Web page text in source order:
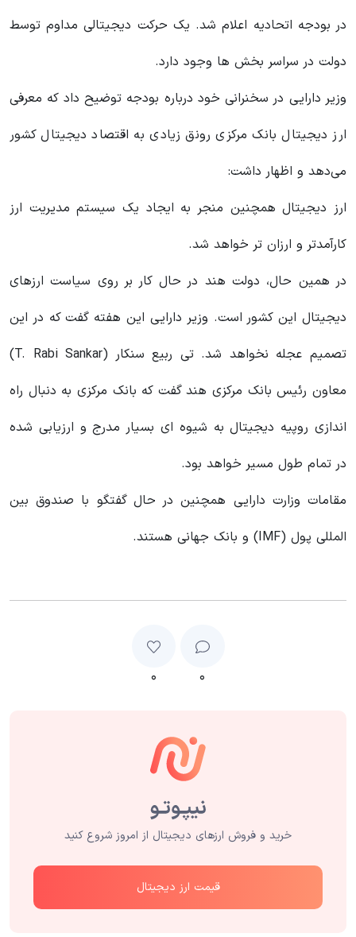
در بودجه اتحادیه اعلام شد. یک حرکت دیجیتالی مداوم توسط
دولت در سراسر بخش ها وجود دارد.
وزیر دارایی در سخنرانی خود درباره بودجه توضیح داد که معرفی
ارز دیجیتال بانک مرکزی رونق زیادی به اقتصاد دیجیتال کشور
می‌دهد و اظهار داشت:
ارز دیجیتال همچنین منجر به ایجاد یک سیستم مدیریت ارز
کارآمدتر و ارزان تر خواهد شد.
در همین حال، دولت هند در حال کار بر روی سیاست ارزهای
دیجیتال این کشور است. وزیر دارایی این هفته گفت که در این
تصمیم عجله نخواهد شد. تی ربیع سنکار (T. Rabi Sankar)
معاون رئیس بانک مرکزی هند گفت که بانک مرکزی به دنبال راه
اندازی روپیه دیجیتال به شیوه ای بسیار مدرج و ارزیابی شده
در تمام طول مسیر خواهد بود.
مقامات وزارت دارایی همچنین در حال گفتگو با صندوق بین
المللی پول (IMF) و بانک جهانی هستند.
۰ ۰
خرید و فروش ارزهای دیجیتال از امروز شروع کنید
قیمت ارز دیجیتال